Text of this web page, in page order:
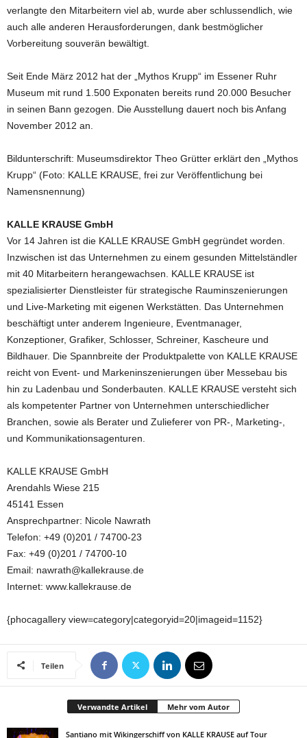
verlangte den Mitarbeitern viel ab, wurde aber schlussendlich, wie
auch alle anderen Herausforderungen, dank bestmöglicher
Vorbereitung souverän bewältigt.
Seit Ende März 2012 hat der „Mythos Krupp“ im Essener Ruhr
Museum mit rund 1.500 Exponaten bereits rund 20.000 Besucher
in seinen Bann gezogen. Die Ausstellung dauert noch bis Anfang
November 2012 an.
Bildunterschrift: Museumsdirektor Theo Grütter erklärt den „Mythos
Krupp“ (Foto: KALLE KRAUSE, frei zur Veröffentlichung bei
Namensnennung)
KALLE KRAUSE GmbH
Vor 14 Jahren ist die KALLE KRAUSE GmbH gegründet worden.
Inzwischen ist das Unternehmen zu einem gesunden Mittelständler
mit 40 Mitarbeitern herangewachsen. KALLE KRAUSE ist
spezialisierter Dienstleister für strategische Rauminszenierungen
und Live-Marketing mit eigenen Werkstätten. Das Unternehmen
beschäftigt unter anderem Ingenieure, Eventmanager,
Konzeptioner, Grafiker, Schlosser, Schreiner, Kascheure und
Bildhauer. Die Spannbreite der Produktpalette von KALLE KRAUSE
reicht von Event- und Markeninszenierungen über Messebau bis
hin zu Ladenbau und Sonderbauten. KALLE KRAUSE versteht sich
als kompetenter Partner von Unternehmen unterschiedlicher
Branchen, sowie als Berater und Zulieferer von PR-, Marketing-,
und Kommunikationsagenturen.
KALLE KRAUSE GmbH
Arendahls Wiese 215
45141 Essen
Ansprechpartner: Nicole Nawrath
Telefon: +49 (0)201 / 74700-23
Fax: +49 (0)201 / 74700-10
Email: nawrath@kallekrause.de
Internet: www.kallekrause.de
{phocagallery view=category|categoryid=20|imageid=1152}
Teilen
Verwandte Artikel Mehr vom Autor
Santiano mit Wikingerschiff von KALLE KRAUSE auf Tour